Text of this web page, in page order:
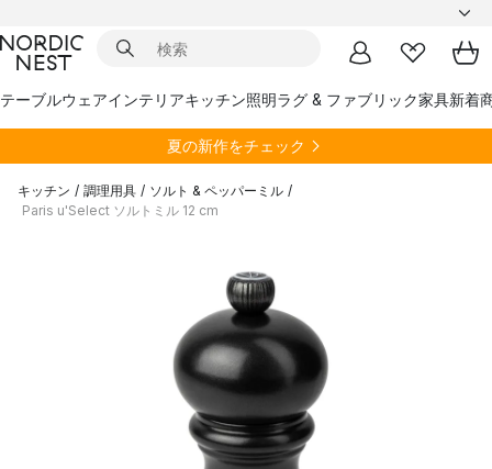
テーブルウェアインテリアキッチン照明ラグ & ファブリック家具新着
夏の新作をチェック
キッチン / 調理用具 / ソルト & ペッパーミル /
Paris u'Select ソルトミル 12 cm